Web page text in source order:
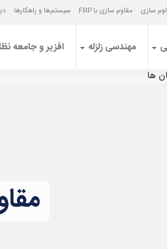
سازی مقاوم سازی با FRP سیستم‌ها و راهکارها
مهندسی زلزله افزیر و جامعه